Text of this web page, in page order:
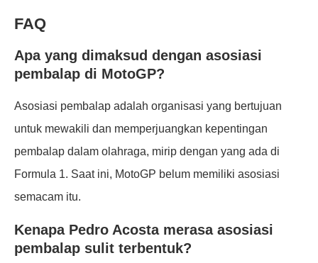
FAQ
Apa yang dimaksud dengan asosiasi
pembalap di MotoGP?
Asosiasi pembalap adalah organisasi yang bertujuan
untuk mewakili dan memperjuangkan kepentingan
pembalap dalam olahraga, mirip dengan yang ada di
Formula 1. Saat ini, MotoGP belum memiliki asosiasi
semacam itu.
Kenapa Pedro Acosta merasa asosiasi
pembalap sulit terbentuk?